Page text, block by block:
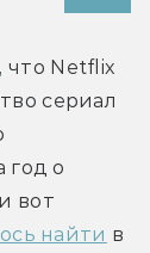
, что Netflix
сериал
год о
вот
найти в